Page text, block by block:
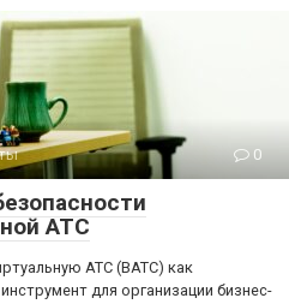
0
АТС
АТС (ВАТС) как
для организации бизнес-